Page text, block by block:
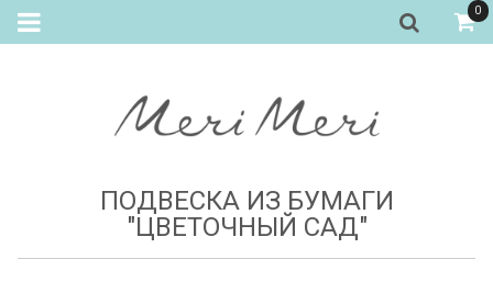
0
ПОДВЕСКА ИЗ БУМАГИ
"ЦВЕТОЧНЫЙ САД"